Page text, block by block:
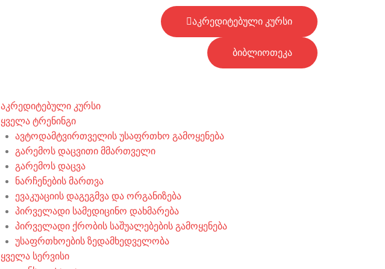
აკრედიტებული კურსი
ბიბლიოთეკა
აკრედიტებული კურსი
ყველა ტრენინგი
ავტოდამტვირთველის უსაფრთხო გამოყენება
გარემოს დაცვითი მმართველი
გარემოს დაცვა
ნარჩენების მართვა
ევაკუაციის დაგეგმვა და ორგანიზება
პირველადი სამედიცინო დახმარება
პირველადი ქრობის საშუალებების გამოყენება
უსაფრთხოების ზედამხედველობა
ყველა სერვისი